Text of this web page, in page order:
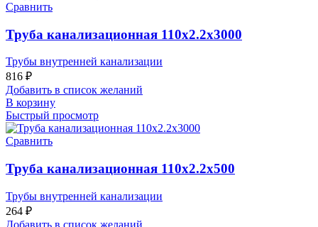
Сравнить
Труба канализационная 110х2.2х3000
Трубы внутренней канализации
816 ₽
Добавить в список желаний
В корзину
Быстрый просмотр
Сравнить
Труба канализационная 110х2.2х500
Трубы внутренней канализации
264 ₽
Добавить в список желаний